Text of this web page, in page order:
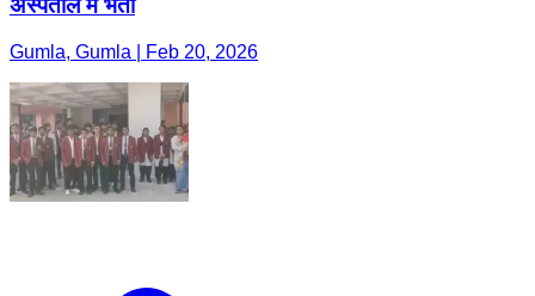
अस्पताल में भर्ती
Gumla, Gumla | Feb 20, 2026